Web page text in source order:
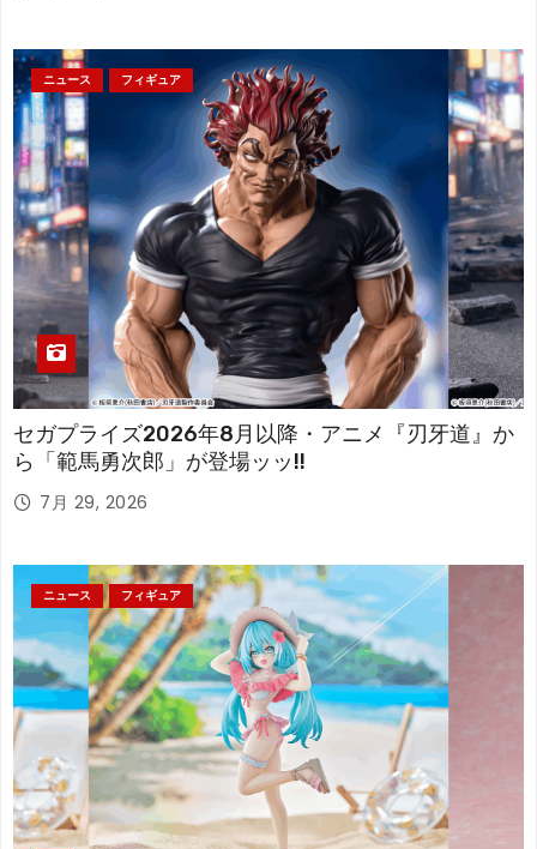
ニュース フィギュア
セガプライズ2026年8月以降・アニメ『刃牙道』か
ら「範馬勇次郎」が登場ッッ!!
7月 29, 2026
ニュース フィギュア